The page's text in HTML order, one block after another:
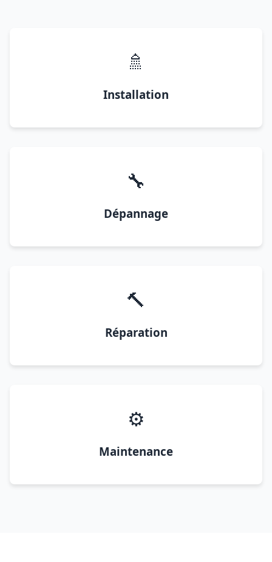
🚿
Installation
🔧
Dépannage
🔨
Réparation
⚙️
Maintenance